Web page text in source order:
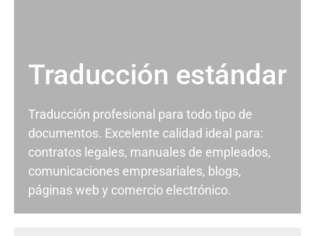
Traducción estándar
Traducción profesional para todo tipo de
documentos. Excelente calidad ideal para:
contratos legales, manuales de empleados,
comunicaciones empresariales, blogs,
páginas web y comercio electrónico.